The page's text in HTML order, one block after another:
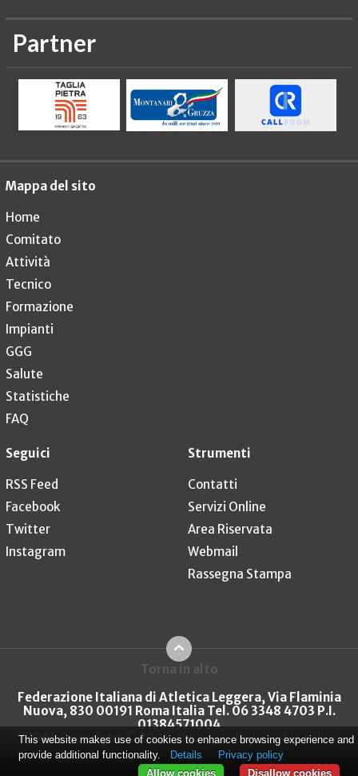
Partner
Mappa del sito
Home
Comitato
Attività
Tecnico
Formazione
Impianti
GGG
Salute
Statistiche
FAQ
Seguici
RSS Feed
Facebook
Twitter
Instagram
Strumenti
Contatti
Servizi Online
Area Riservata
Webmail
Rassegna Stampa
Torna in alto
Federazione Italiana di Atletica Leggera, Via Flaminia
Nuova, 830 00191 Roma Italia Tel. 06 3348 4703 P.I.
01384571004
FIDAL Copyright © 2026 Privacy policy Cookie policy
This website makes use of cookies to enhance browsing experience and
provide additional functionality.
Details
Privacy policy
Disallow cookies
Allow cookies